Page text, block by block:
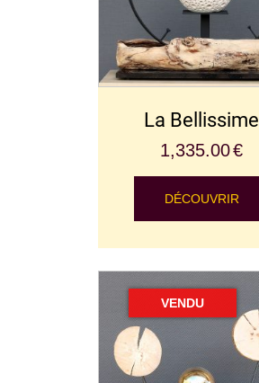
La Bellissime
€
1,335.00